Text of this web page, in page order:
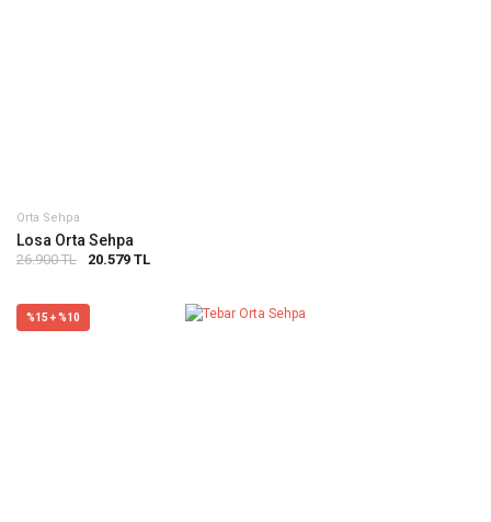
Orta Sehpa
Losa Orta Sehpa
26.900 TL 20.579 TL
%15 + %10